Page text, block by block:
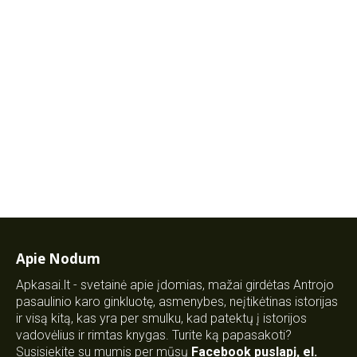
Apie Nodum
Apkasai.lt - svetainė apie įdomias, mažai girdėtas Antrojo
pasaulinio karo ginkluotę, asmenybes, neįtikėtinas istorijas
ir visą kitą, kas yra per smulku, kad patektų į istorijos
vadovėlius ir rimtas knygas. Turite ką papasakoti?
Susisiekite su mumis per mūsų Facebook puslapį, el.